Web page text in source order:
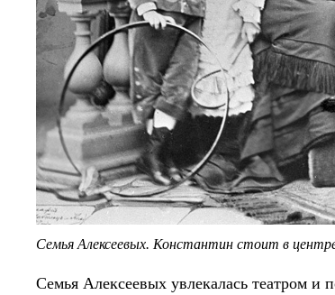
Семья Алексеевых. Константин стоит в
Семья Алексеевых увлекалась театром и